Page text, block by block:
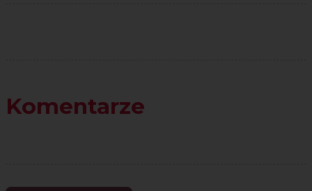
Komentarze